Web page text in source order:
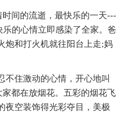
间的流逝，最快乐的一天---
的心情立即感染了全家。爸
炮和打火机就往阳台上走;妈
不住激动的心情，开心地叫
都在放烟花。五彩的烟花飞
夜空装饰得光彩夺目，美极